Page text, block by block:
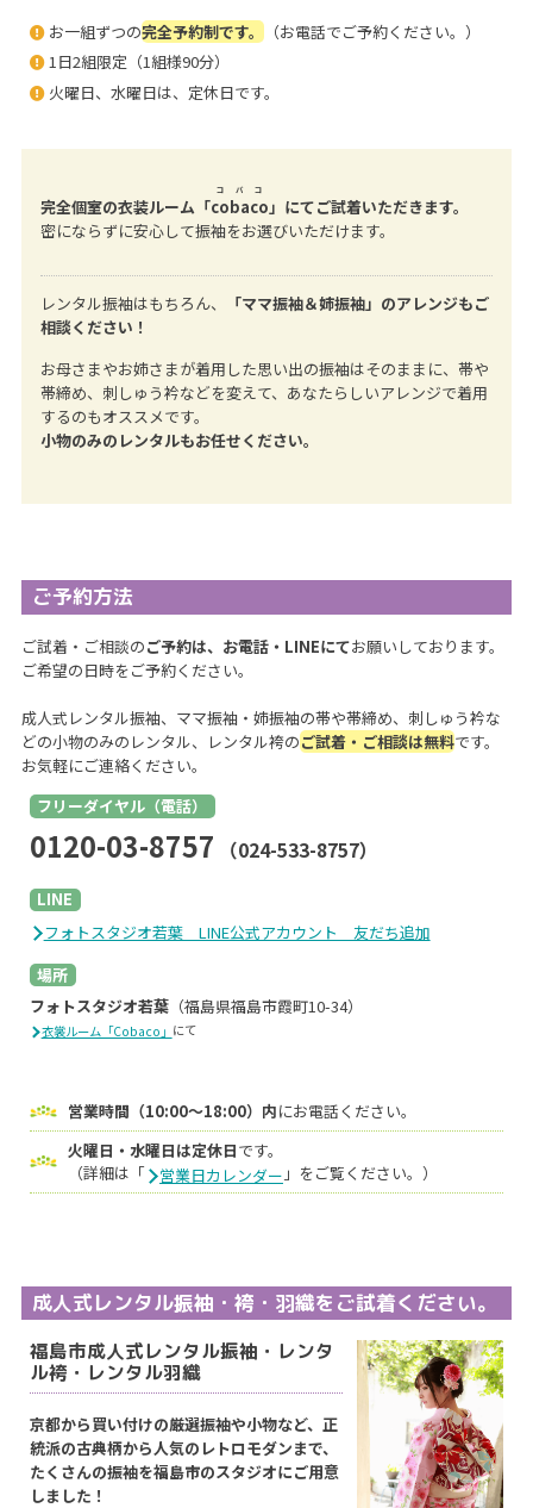
お一組ずつの完全予約制です。（お電話でご予約ください。）
1日2組限定（1組様90分）
火曜日、水曜日は、定休日です。
完全個室の衣装ルーム「cobaco
コバコ
」にてご試着いただきます。
密にならずに安心して振袖をお選びいただけます。
レンタル振袖はもちろん、
「ママ振袖＆姉振袖」のアレンジもご
相談ください！
お母さまやお姉さまが着用した思い出の振袖はそのままに、帯や
帯締め、刺しゅう衿などを変えて、あなたらしいアレンジで着用
するのもオススメです。
小物のみのレンタルもお任せください。
ご予約方法
ご試着・ご相談のご予約は、お電話・LINEにてお願いしております。
ご希望の日時をご予約ください。
成人式レンタル振袖、ママ振袖・姉振袖の帯や帯締め、刺しゅう衿な
どの小物のみのレンタル、レンタル袴のご試着・ご相談は無料です。
お気軽にご連絡ください。
フリーダイヤル（電話）
0120-03-8757 （024-533-8757）
LINE
フォトスタジオ若葉 LINE公式アカウント 友だち追加
場所
フォトスタジオ若葉（福島県福島市霞町10-34）
衣裳ルーム「Cobaco」 にて
営業時間（10:00〜18:00）内にお電話ください。
火曜日・水曜日は定休日です。
（詳細は「
営業日カレンダー 」をご覧ください。）
成人式レンタル振袖・袴・羽織をご試着ください。
福島市成人式レンタル振袖・レンタ
ル袴・レンタル羽織
京都から買い付けの厳選振袖や小物など、正
統派の古典柄から人気のレトロモダンまで、
たくさんの振袖を福島市のスタジオにご用意
しました！